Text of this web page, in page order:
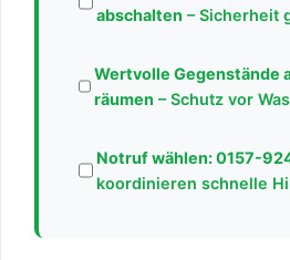
abschalten – Sicherheit
Wertvolle Gegenstände
räumen – Schutz vor
Notruf wählen:0157-
koordinieren schnelle